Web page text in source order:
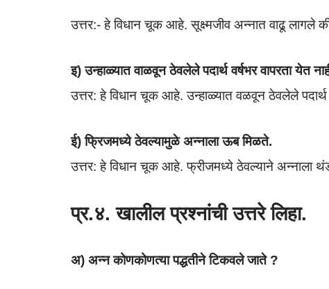
उत्तर:- हे विधान चूक आहे. सूक्ष्मजीव अन्नात वाढू लागले
इ) उन्हाळ्यात वाळवून ठेवलेले पदार्थ वर्षभर वापरता येत
उत्तर: हे विधान चूक आहे. उन्हाळ्यात वळवून ठेवलेले पदार्थ
ई) फ्रिजमध्ये ठेवल्यामुळे अन्नाला ऊब मिळते.
उत्तर: हे विधान चूक आहे. फ्रीजमध्ये ठेवल्याने अन्नाला
प्र.४. खालील प्रश्नांची उत्तरे लिहा.
अ) अन्न कोणकोणत्या पद्धतीने टिकवले जाते ?